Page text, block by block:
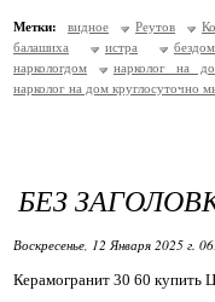
Метки: видное Реутов
балашиха
истра
наркологдом
нарколог на
нарколог на дом круглосуточно
БЕЗ
Воскресенье, 12 Января 2025 г.
Керамогранит 30 60 купить